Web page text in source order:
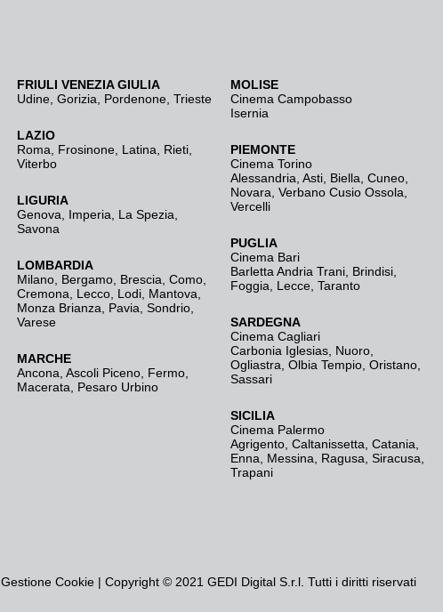
FRIULI VENEZIA GIULIA
Udine Gorizia Pordenone Trieste
LAZIO
Roma
Frosinone Latina Rieti
Viterbo
LIGURIA
Genova
Imperia La Spezia
Savona
LOMBARDIA
Milano Bergamo Brescia, Como
Cremona
Lecco Lodi Mantova
Monza Brianza
Pavia Sondrio
Varese
MARCHE
Ancona Ascoli Piceno Fermo
Macerata
Pesaro Urbino
MOLISE
Cinema Campobasso
Isernia
PIEMONTE
Cinema Torino
Alessandria Asti Biella Cuneo
Novara Verbano Cusio Ossola
Vercelli
PUGLIA
Cinema Bari
Barletta Andria Trani Brindisi
Foggia
Lecce Taranto
SARDEGNA
Cinema Cagliari
Carbonia Iglesias Nuoro
Ogliastra Olbia Tempio Oristano
Sassari
SICILIA
Cinema Palermo
Agrigento Caltanissetta Catania
Enna
Messina Ragusa Siracusa
Trapani
Gestione Cookie | Copyright © 2021 GEDI Digital S.r.l. Tutti i diritti riservati